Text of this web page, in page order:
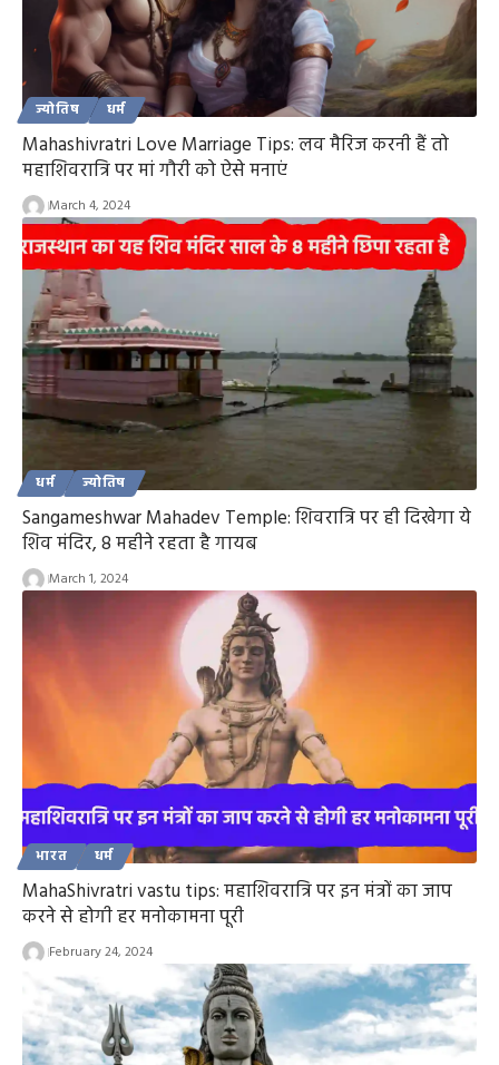
ज्योतिष धर्म
Mahashivratri Love Marriage Tips: लव मैरिज करनी हैं तो
महाशिवरात्रि पर मां गौरी को ऐसे मनाएं
March 4, 2024
धर्म ज्योतिष
Sangameshwar Mahadev Temple: शिवरात्रि पर ही दिखेगा ये
शिव मंदिर, 8 महीने रहता है गायब
March 1, 2024
भारत धर्म
MahaShivratri vastu tips: महाशिवरात्रि पर इन मंत्रों का जाप
करने से होगी हर मनोकामना पूरी
February 24, 2024